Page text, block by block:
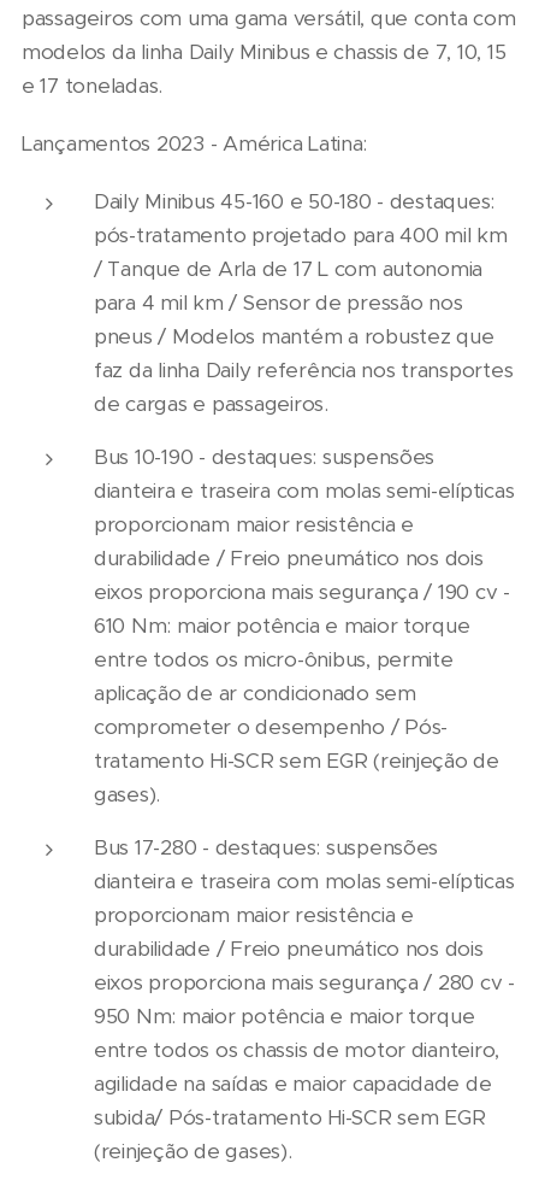
passageiros com uma gama versátil, que conta com
modelos da linha Daily Minibus e chassis de 7, 10, 15
e 17 toneladas.
Lançamentos 2023 - América Latina:
Daily Minibus 45-160 e 50-180 - destaques:
pós-tratamento projetado para 400 mil km
/ Tanque de Arla de 17 L com autonomia
para 4 mil km / Sensor de pressão nos
pneus / Modelos mantém a robustez que
faz da linha Daily referência nos transportes
de cargas e passageiros.
Bus 10-190 - destaques: suspensões
dianteira e traseira com molas semi-elípticas
proporcionam maior resistência e
durabilidade / Freio pneumático nos dois
eixos proporciona mais segurança / 190 cv -
610 Nm: maior potência e maior torque
entre todos os micro-ônibus, permite
aplicação de ar condicionado sem
comprometer o desempenho / Pós-
tratamento Hi-SCR sem EGR (reinjeção de
gases).
Bus 17-280 - destaques: suspensões
dianteira e traseira com molas semi-elípticas
proporcionam maior resistência e
durabilidade / Freio pneumático nos dois
eixos proporciona mais segurança / 280 cv -
950 Nm: maior potência e maior torque
entre todos os chassis de motor dianteiro,
agilidade na saídas e maior capacidade de
subida/ Pós-tratamento Hi-SCR sem EGR
(reinjeção de gases).